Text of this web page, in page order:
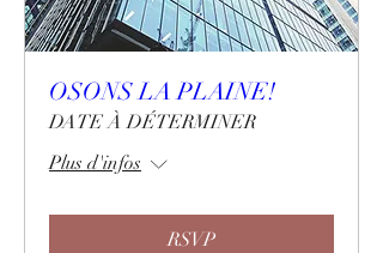
OSONS LA PLAINE!
DATE À DÉTERMINER
Plus d'infos
RSVP